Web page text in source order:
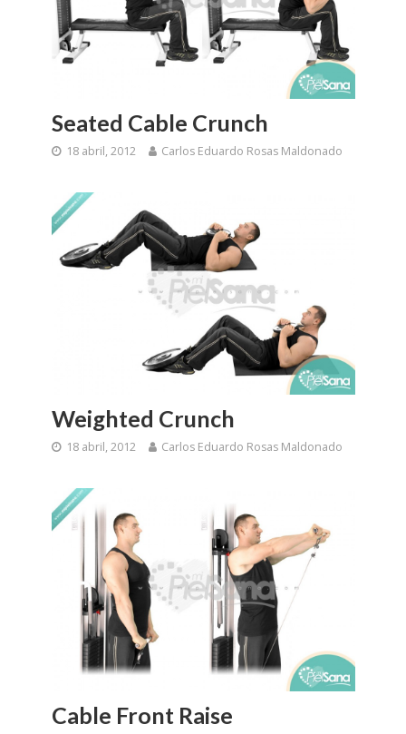
Seated Cable Crunch
18 abril, 2012 Carlos Eduardo Rosas Maldonado
Weighted Crunch
18 abril, 2012 Carlos Eduardo Rosas Maldonado
Cable Front Raise